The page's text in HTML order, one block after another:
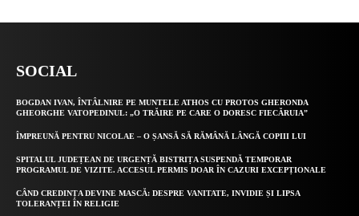
SOCIAL
BOGDAN IVAN, ÎNTÂLNIRE PE MUNTELE ATHOS CU PROTOS GHERONDA
GHEORGHE VATOPEDINUL: „O TRĂIRE PE CARE O DORESC FIECĂRUIA”
ÎMPREUNĂ PENTRU NICOLAE – O ȘANSĂ SĂ RĂMÂNĂ LÂNGĂ COPIII LUI
SPITALUL JUDEȚEAN DE URGENȚĂ BISTRIȚA SUSPENDĂ TEMPORAR
PROGRAMUL DE VIZITE. ACCESUL PERMIS DOAR ÎN CAZURI EXCEPȚIONALE
CÂND CREDINȚA DEVINE MASCĂ: DESPRE VANITATE, INVIDIE ȘI LIPSA
TOLERANȚEI ÎN RELIGIE